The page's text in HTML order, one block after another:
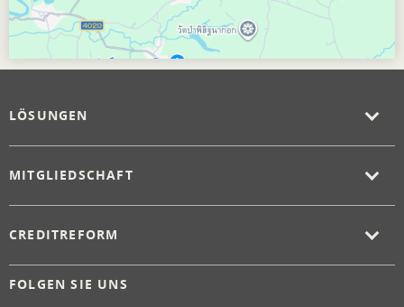
LÖSUNGEN
MITGLIEDSCHAFT
CREDITREFORM
FOLGEN SIE UNS